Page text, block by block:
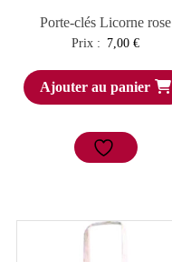
Porte-clés Licorne rose
Prix : 7,00€
Ajouter au panier